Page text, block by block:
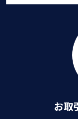
お取